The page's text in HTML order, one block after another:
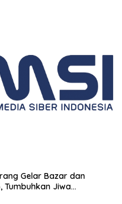
Gelar Bazar dan
Tumbuhkan Jiwa